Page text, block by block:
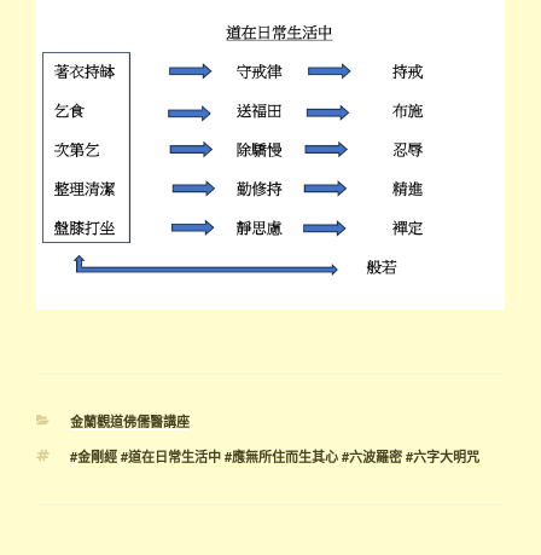
分
金蘭觀道佛儒醫講座
標
#金剛經 #道在日常生活中 #應無所住而生其心 #六波羅密 #六字大明咒